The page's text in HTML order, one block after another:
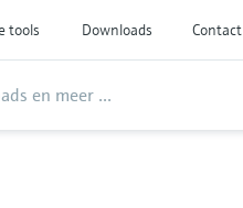
tools Downloads Contact